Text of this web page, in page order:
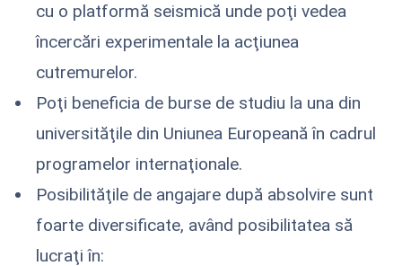
cu o platformă seismică unde poţi vedea
încercări experimentale la acţiunea
cutremurelor.
Poţi beneficia de burse de studiu la una din
universităţile din Uniunea Europeană în cadrul
programelor internaţionale.
Posibilităţile de angajare după absolvire sunt
foarte diversificate, având posibilitatea să
lucraţi în: